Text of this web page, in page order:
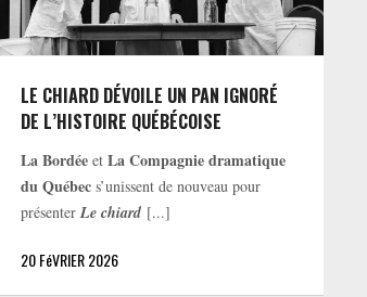
LE CHIARD DÉVOILE UN PAN IGNORÉ
DE L’HISTOIRE QUÉBÉCOISE
La Bordée etLa Compagnie dramatique
du Québec s’unissent de nouveau pour
présenterLe chiard [...]
20 FéVRIER 2026